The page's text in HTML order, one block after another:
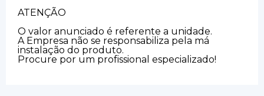
ATENÇÃO
O valor anunciado é referente a unidade.
A Empresa não se responsabiliza pela má
instalação do produto.
Procure por um profissional especializado!